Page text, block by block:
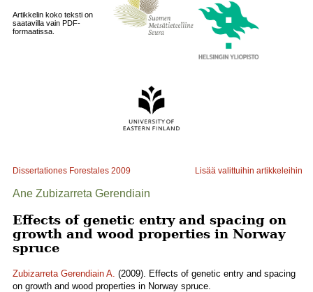
Artikkelin koko teksti on
saatavilla vain PDF-
formaatissa.
Dissertationes Forestales 2009 Lisää valittuihin artikkeleihin
Ane Zubizarreta Gerendiain
Effects of genetic entry and spacing on
growth and wood properties in Norway
spruce
Zubizarreta Gerendiain A. (2009). Effects of genetic entry and spacing
on growth and wood properties in Norway spruce.